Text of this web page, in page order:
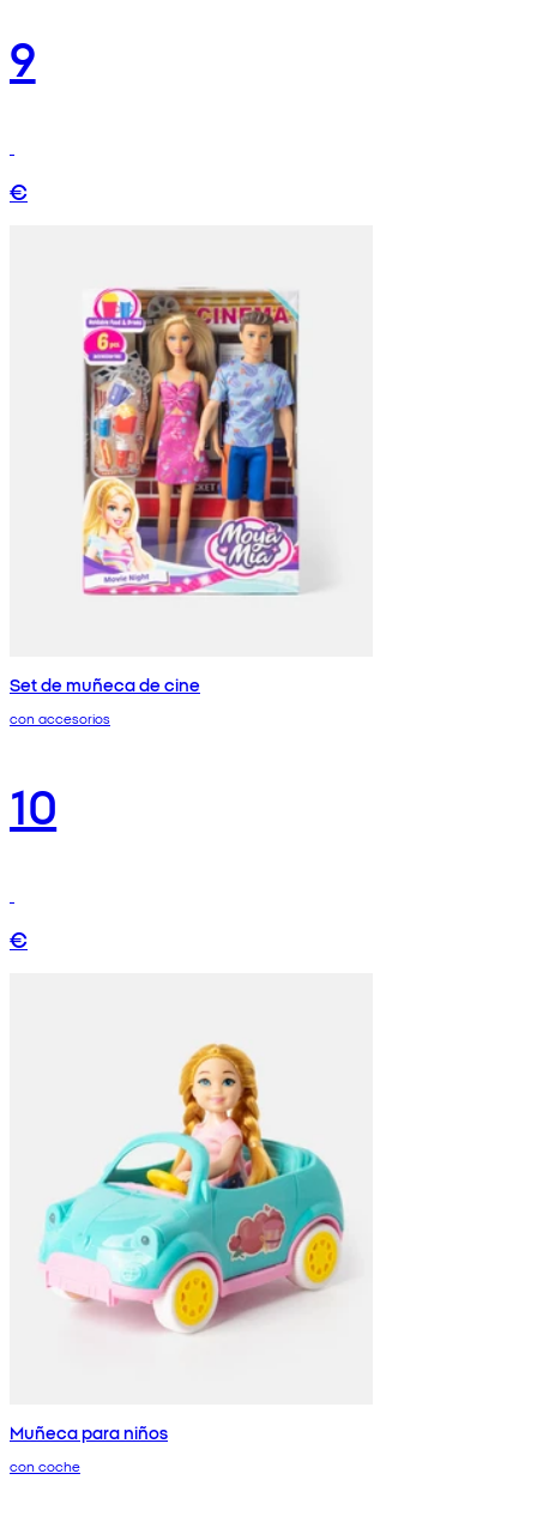
9
€
Set de muñeca de cine
con accesorios
10
€
Muñeca para niños
con coche